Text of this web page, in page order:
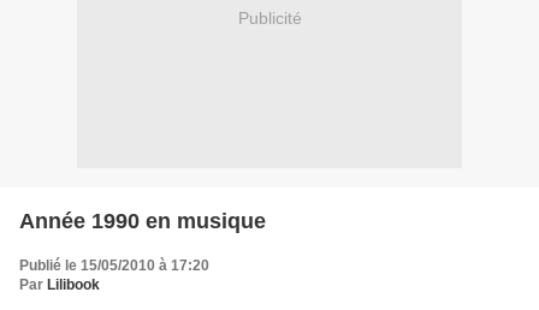
Publicité
Année 1990 en musique
Publié le 15/05/2010 à 17:20
Par Lilibook